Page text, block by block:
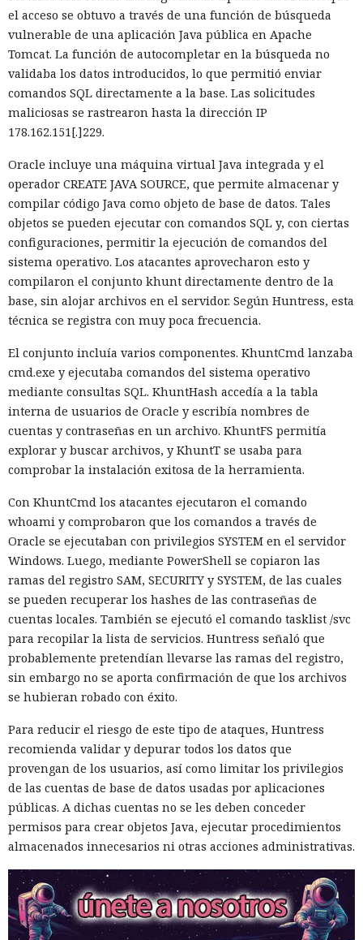
alrededor de 840 megabytes en lugar de los anteriores 4,6
gigabytes — un ahorro de aproximadamente el 82%.
El caché en disco, probado ya en la versión 16.1, lee el caché
guardado antes de la compilación y recompila solo los
fragmentos de código que han cambiado. Según pruebas de
Vercel, una compilación de un proyecto que antes tardaba
aceleración de 2,3 veces. El desplazamiento de memoria,
activado por defecto en modo de desarrollo, mueve los datos
no solicitados al disco cuando se aproxima al umbral de
carga y los vuelve a cargar cuando es necesario.
En modo experimental está disponible un nuevo
compilador de React escrito en Rust, integrado directamente
en Turbopack. Evita la configuración manual de lamemoiza
ciónque antes requería pasar el código por el
34% en arranque en frío y en un 46% en recompilación.
La mejora de rendimiento también afectó a la ejecución del
código. El paso a TypeScript versión 7, reescrito en Go, según
la estimación del equipo de Next.js acelera el
funcionamiento aproximadamente diez veces. En el
servidor, renunciar a la conversión de los web streams a
renderizado permite procesar un 22% más de solicitudes
sin cambiar el código de las aplicaciones.
Entre otras novedades figuran la unificación de la carga útil
para reducir el número de solicitudes de precarga, un
mejor caché de archivos estáticos, la herramienta de
depuración Instant Navigations, que muestra los
componentes lentos, documentación con soporte de
versiones para agentes de IA, límites propios de manejo de
errores y compatibilidad con importaciones de archivos tipo
«glob».
Las conversaciones sobre la pérdida de popularidad de
Next.js en favor de los frameworks Remix, Astro y Gatsby
aún no se confirman en los datos: según el director general
de Vercel, Guillermo Rauch, este año el número de
descargas del framework superó los mil millones — casi el
doble del año pasado, que fue de alrededor de 520 millones.
el acceso se obtuvo a través de una función de búsqueda
vulnerable de una aplicación Java pública en Apache
Tomcat. La función de autocompletar en la búsqueda no
validaba los datos introducidos, lo que permitió enviar
comandos SQL directamente a la base. Las solicitudes
maliciosas se rastrearon hasta la dirección IP
178.162.151[.]229.
Oracle incluye una máquina virtual Java integrada y el
operador CREATE JAVA SOURCE, que permite almacenar y
compilar código Java como objeto de base de datos. Tales
objetos se pueden ejecutar con comandos SQL y, con ciertas
configuraciones, permitir la ejecución de comandos del
sistema operativo. Los atacantes aprovecharon esto y
compilaron el conjunto khunt directamente dentro de la
base, sin alojar archivos en el servidor. Según Huntress, esta
técnica se registra con muy poca frecuencia.
El conjunto incluía varios componentes. KhuntCmd lanzaba
cmd.exe y ejecutaba comandos del sistema operativo
mediante consultas SQL. KhuntHash accedía a la tabla
interna de usuarios de Oracle y escribía nombres de
cuentas y contraseñas en un archivo. KhuntFS permitía
explorar y buscar archivos, y KhuntT se usaba para
comprobar la instalación exitosa de la herramienta.
Con KhuntCmd los atacantes ejecutaron el comando
whoami y comprobaron que los comandos a través de
Oracle se ejecutaban con privilegios SYSTEM en el servidor
Windows. Luego, mediante PowerShell se copiaron las
ramas del registro SAM, SECURITY y SYSTEM, de las cuales
se pueden recuperar los hashes de las contraseñas de
cuentas locales. También se ejecutó el comando tasklist /svc
para recopilar la lista de servicios. Huntress señaló que
probablemente pretendían llevarse las ramas del registro,
sin embargo no se aporta confirmación de que los archivos
se hubieran robado con éxito.
Para reducir el riesgo de este tipo de ataques, Huntress
recomienda validar y depurar todos los datos que
provengan de los usuarios, así como limitar los privilegios
de las cuentas de base de datos usadas por aplicaciones
públicas. A dichas cuentas no se les deben conceder
permisos para crear objetos Java, ejecutar procedimientos
almacenados innecesarios ni otras acciones administrativas.